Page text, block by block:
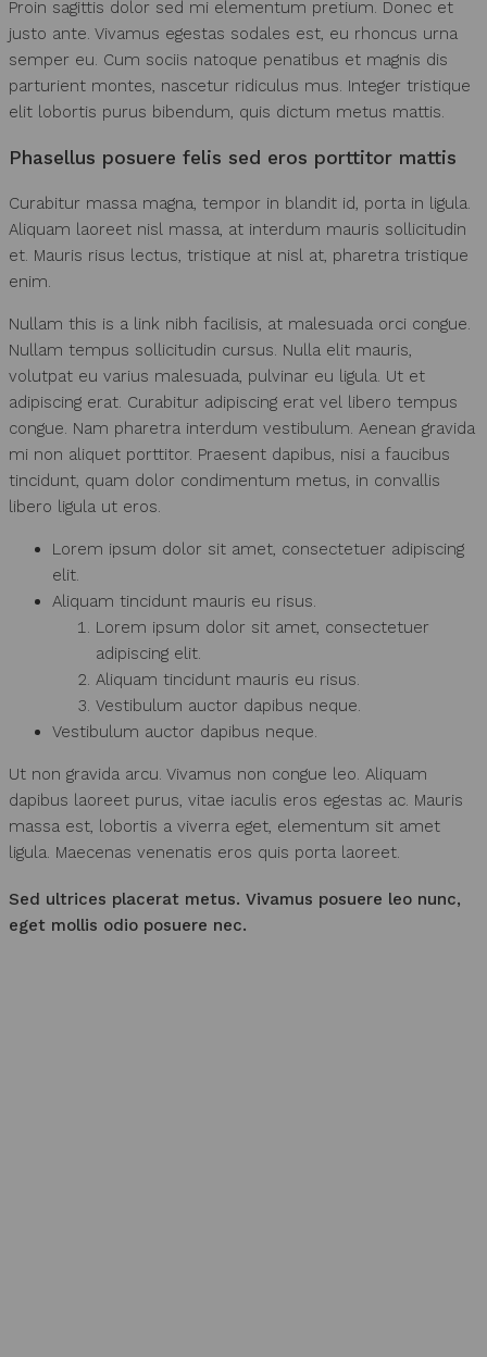
Proin sagittis dolor sed mi elementum pretium. Donec et
justo ante. Vivamus egestas sodales est, eu rhoncus urna
semper eu. Cum sociis natoque penatibus et magnis dis
parturient montes, nascetur ridiculus mus. Integer tristique
elit lobortis purus bibendum, quis dictum metus mattis.
Phasellus posuere felis sed eros porttitor mattis
Curabitur massa magna, tempor in blandit id, porta in ligula.
Aliquam laoreet nisl massa, at interdum mauris sollicitudin
et. Mauris risus lectus, tristique at nisl at, pharetra tristique
enim.
Nullam this is a link nibh facilisis, at malesuada orci congue.
Nullam tempus sollicitudin cursus. Nulla elit mauris,
volutpat eu varius malesuada, pulvinar eu ligula. Ut et
adipiscing erat. Curabitur adipiscing erat vel libero tempus
congue. Nam pharetra interdum vestibulum. Aenean gravida
mi non aliquet porttitor. Praesent dapibus, nisi a faucibus
tincidunt, quam dolor condimentum metus, in convallis
libero ligula ut eros.
Lorem ipsum dolor sit amet, consectetuer adipiscing
elit.
Aliquam tincidunt mauris eu risus.
Lorem ipsum dolor sit amet, consectetuer
adipiscing elit.
Aliquam tincidunt mauris eu risus.
Vestibulum auctor dapibus neque.
Vestibulum auctor dapibus neque.
Ut non gravida arcu. Vivamus non congue leo. Aliquam
dapibus laoreet purus, vitae iaculis eros egestas ac. Mauris
massa est, lobortis a viverra eget, elementum sit amet
ligula. Maecenas venenatis eros quis porta laoreet.
Sed ultrices placerat metus. Vivamus posuere leo nunc,
eget mollis odio posuere nec.